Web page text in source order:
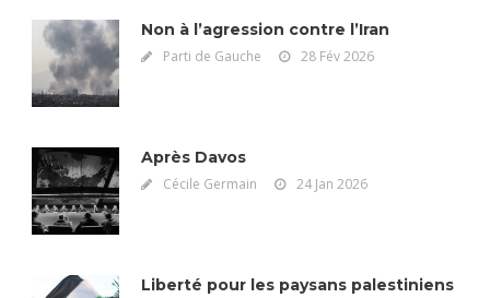
Non à l’agression contre l’Iran
Parti de Gauche 28 Fév 2026
Après Davos
Cécile Germain 24 Jan 2026
Liberté pour les paysans palestiniens